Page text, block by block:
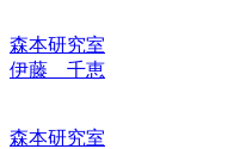
森本研究室
伊藤 千恵
森本研究室